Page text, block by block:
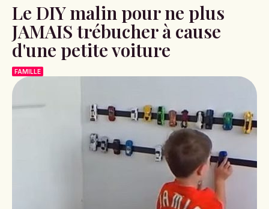
Le DIY malin pour ne plus
JAMAIS trébucher à cause
d'une petite voiture
FAMILLE